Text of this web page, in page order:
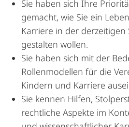
Sie haben sich Ihre
gemacht, wie Sie ein
Karriere in der
gestalten wollen.
Sie haben sich mit der
Rollenmodellen für die
Kindern und Karriere
Sie kennen Hilfen,
rechtliche Aspekte im